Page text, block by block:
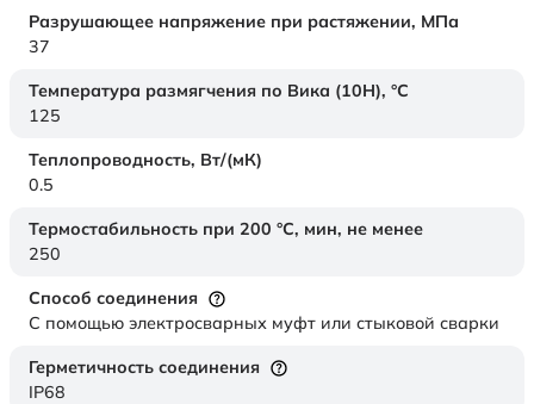
Разрушающее напряжение при растяжении, МПа
37
Температура размягчения по Вика (10Н), °C
125
Теплопроводность, Вт/(мК)
0.5
Термостабильность при 200 °С, мин, не менее
250
Способ соединения
С помощью электросварных муфт или стыковой сварки
Герметичность соединения
IP68